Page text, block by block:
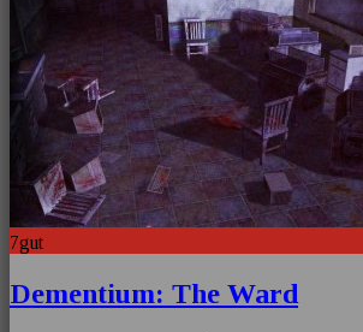
7gut
Dementium: The Ward